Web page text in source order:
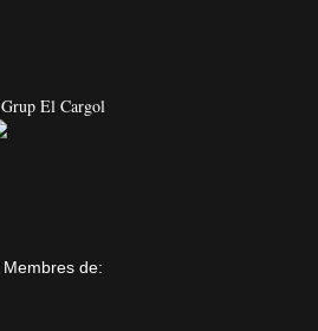
Grup El Cargol
Membres de: